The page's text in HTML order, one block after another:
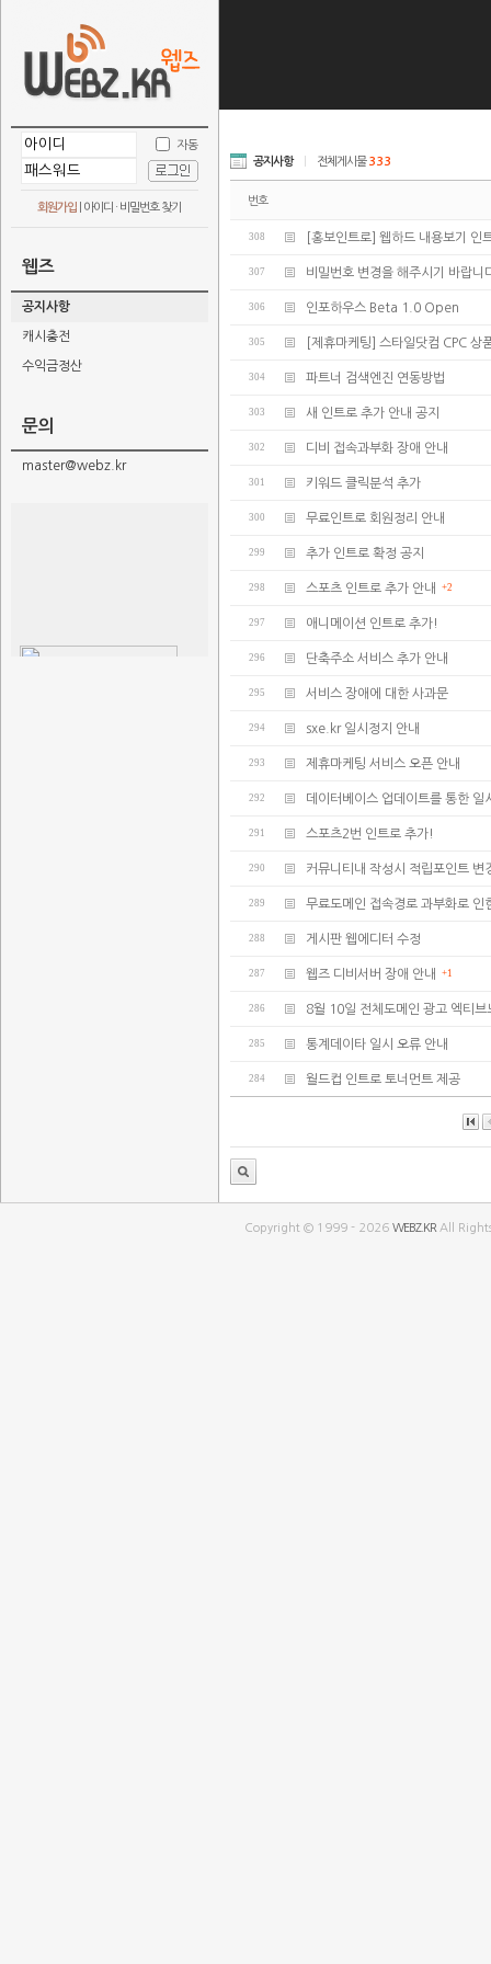
자동
회원가입 아이디 · 비밀번호 찾기
웹즈
공지사항
캐시충전
수익금정산
문의
master@webz.kr
공지사항 전체게시물333
번호
308 [홍보인트로] 웹하드 내용보기 인
307 비밀번호 변경을 해주시기 바랍니
306 인포하우스 Beta 1.0 Open
305 [제휴마케팅] 스타일닷컴 CPC 상
304 파트너 검색엔진 연동방법
303 새 인트로 추가 안내 공지
302 디비 접속과부화 장애 안내
301 키워드 클릭분석 추가
300 무료인트로 회원정리 안내
299 추가 인트로 확정 공지
298 스포츠 인트로 추가 안내 +2
297 애니메이션 인트로 추가!
296 단축주소 서비스 추가 안내
295 서비스 장애에 대한 사과문
294 sxe.kr 일시정지 안내
293 제휴마케팅 서비스 오픈 안내
292 데이터베이스 업데이트를 통한 일
291 스포츠2번 인트로 추가!
290 커뮤니티내 작성시 적립포인트 변
289 무료도메인 접속경로 과부화로 인
288 게시판 웹에디터 수정
287 웹즈 디비서버 장애 안내 +1
286 8월 10일 전체도메인 광고 엑티
285 통계데이타 일시 오류 안내
284 월드컵 인트로 토너먼트 제공
Copyright © 1999 - 2026WEBZ.KR All